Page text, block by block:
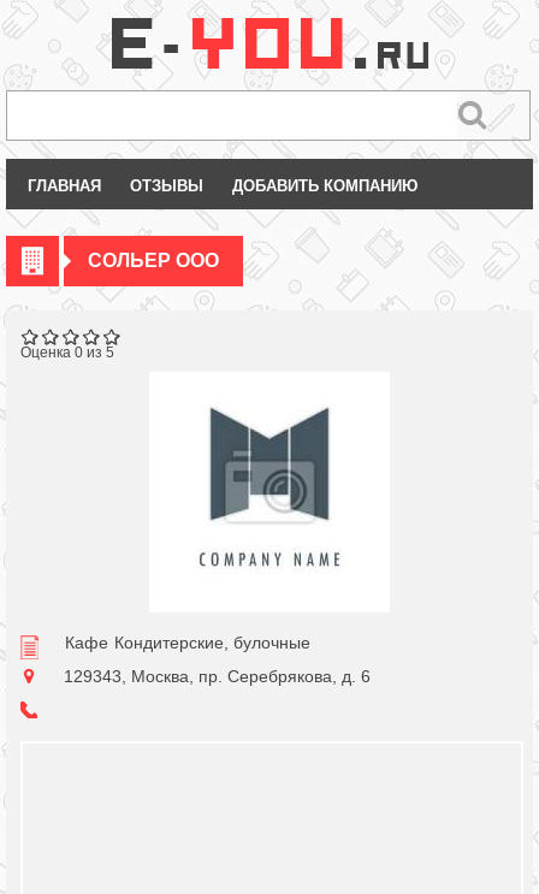
ГЛАВНАЯ ОТЗЫВЫ ДОБАВИТЬ КОМПАНИЮ
СОЛЬЕР ООО
Оценка 0 из 5
Кафе Кондитерские, булочные
129343, Москва, пр. Серебрякова, д. 6